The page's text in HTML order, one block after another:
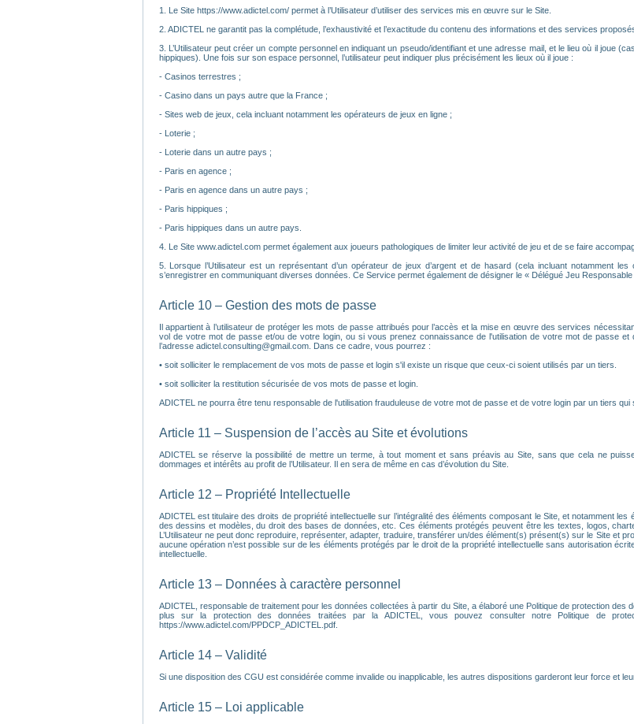
1. Le Site https://www.adictel.com/ permet à l’Utilisateur d’utiliser des services mis en œuvre sur le Site.
2. ADICTEL ne garantit pas la complétude, l’exhaustivité et l’exactitude du contenu des informations et des services
3. L’Utilisateur peut créer un compte personnel en indiquant un pseudo/identifiant et une adresse mail, et le lieu où il joue
hippiques). Une fois sur son espace personnel, l’utilisateur peut indiquer plus précisément les lieux où il joue :
- Casinos terrestres ;
- Casino dans un pays autre que la France ;
- Sites web de jeux, cela incluant notamment les opérateurs de jeux en ligne ;
- Loterie ;
- Loterie dans un autre pays ;
- Paris en agence ;
- Paris en agence dans un autre pays ;
- Paris hippiques ;
- Paris hippiques dans un autre pays.
4. Le Site www.adictel.com permet également aux joueurs pathologiques de limiter leur activité de jeu et de se faire
5. Lorsque l’Utilisateur est un représentant d’un opérateur de jeux d’argent et de hasard (cela incluant notamment
s’enregistrer en communiquant diverses données. Ce Service permet également de désigner le « Délégué Jeu Responsable
Article 10 – Gestion des mots de passe
Il appartient à l’utilisateur de protéger les mots de passe attribués pour l’accès et la mise en œuvre des services
vol de votre mot de passe et/ou de votre login, ou si vous prenez connaissance de l'utilisation de votre mot de passe
l’adresse adictel.consulting@gmail.com. Dans ce cadre, vous pourrez :
• soit solliciter le remplacement de vos mots de passe et login s'il existe un risque que ceux-ci soient utilisés par un tiers.
• soit solliciter la restitution sécurisée de vos mots de passe et login.
ADICTEL ne pourra être tenu responsable de l'utilisation frauduleuse de votre mot de passe et de votre login par un tiers qui
Article 11 – Suspension de l’accès au Site et évolutions
ADICTEL se réserve la possibilité de mettre un terme, à tout moment et sans préavis au Site, sans que cela ne
dommages et intérêts au profit de l’Utilisateur. Il en sera de même en cas d’évolution du Site.
Article 12 – Propriété Intellectuelle
ADICTEL est titulaire des droits de propriété intellectuelle sur l’intégralité des éléments composant le Site, et notamment
des dessins et modèles, du droit des bases de données, etc. Ces éléments protégés peuvent être les textes, logos,
L’Utilisateur ne peut donc reproduire, représenter, adapter, traduire, transférer un/des élément(s) présent(s) sur le Site et
aucune opération n’est possible sur de les éléments protégés par le droit de la propriété intellectuelle sans autorisation
intellectuelle.
Article 13 – Données à caractère personnel
ADICTEL, responsable de traitement pour les données collectées à partir du Site, a élaboré une Politique de protection
plus sur la protection des données traitées par la ADICTEL, vous pouvez consulter notre Politique de
https://www.adictel.com/PPDCP_ADICTEL.pdf.
Article 14 – Validité
Si une disposition des CGU est considérée comme invalide ou inapplicable, les autres dispositions garderont leur force et
Article 15 – Loi applicable